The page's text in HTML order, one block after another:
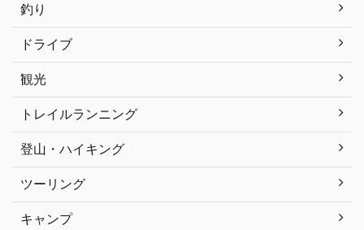
釣り
ドライブ
観光
トレイルランニング
登山・ハイキング
ツーリング
キャンプ